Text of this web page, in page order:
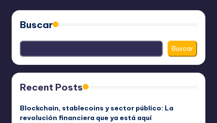
Buscar
Buscar
Recent Posts
Blockchain, stablecoins y sector público: La
revolución financiera que ya está aquí